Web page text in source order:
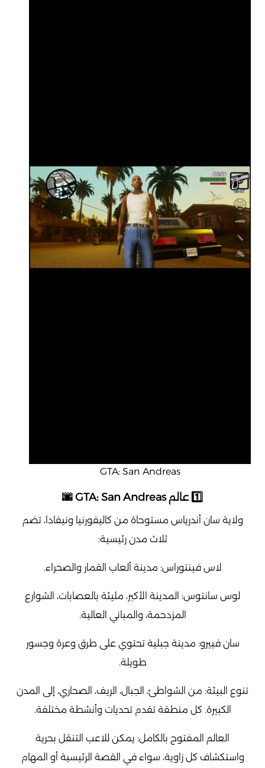
GTA: San Andreas
1️⃣ عالم GTA: San Andreas 🌆
ولاية سان أندرياس مستوحاة من كاليفورنيا ونيفادا، تضم
ثلاث مدن رئيسية:
لاس فينتوراس: مدينة ألعاب القمار والصحراء.
لوس سانتوس: المدينة الأكبر، مليئة بالعصابات، الشوارع
المزدحمة، والمباني العالية.
سان فييرو: مدينة جبلية تحتوي على طرق وعرة وجسور
طويلة.
تنوع البيئة: من الشواطئ، الجبال، الريف، الصحاري، إلى المدن
الكبيرة. كل منطقة تقدم تحديات وأنشطة مختلفة.
العالم المفتوح بالكامل: يمكن للاعب التنقل بحرية
واستكشاف كل زاوية، سواء في القصة الرئيسية أو المهام